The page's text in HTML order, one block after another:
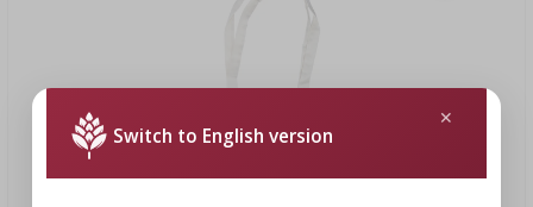
Switch to English version